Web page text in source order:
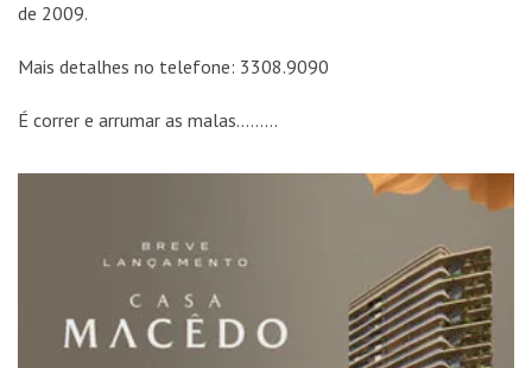
de 2009.
Mais detalhes no telefone: 3308.9090
É correr e arrumar as malas………